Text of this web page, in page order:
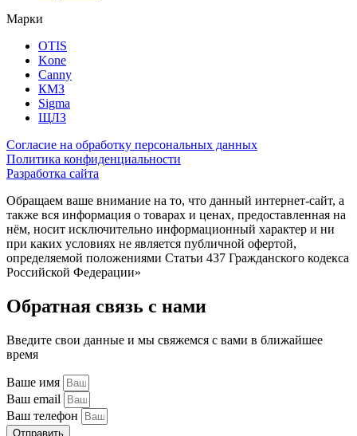
Марки
OTIS
Kone
Canny
КМЗ
Sigma
ЩЛЗ
Согласие на обработку персональных данных
Политика конфиденциальности
Разработка сайта
Обращаем ваше внимание на то, что данный интернет-сайт, а
также вся информация о товарах и ценах, предоставленная на
нём, носит исключительно информационный характер и ни
при каких условиях не является публичной офертой,
определяемой положениями Статьи 437 Гражданского кодекса
Российской Федерации»
Обратная связь с нами
Введите свои данные и мы свяжемся с вами в ближайшее
время
Ваше имя
Ваш email
Ваш телефон
Отправить